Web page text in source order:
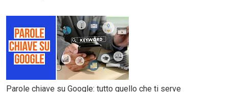
Parole chiave su Google: tutto quello che ti serve